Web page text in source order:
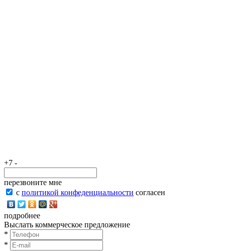
+7 -
перезвоните мне
с политикой конфеденциальности согласен
подробнее
Выслать коммерческое предложение
*
*